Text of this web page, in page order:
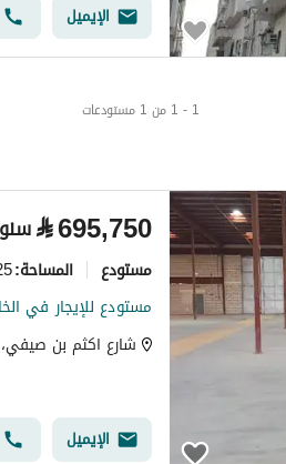
الإيميل
1 - 1 من 1 مستودعات
⃁695,750
مستودع المساحة:
مستودع للإيجار في
شارع اكثم بن صيفي،
الإيميل